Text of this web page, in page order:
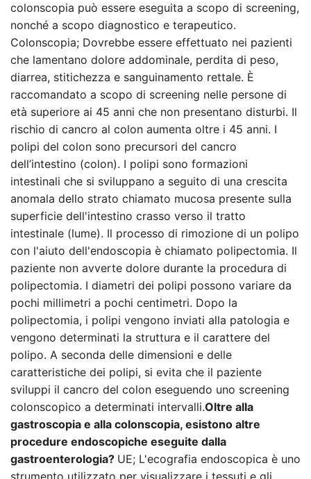
colonscopia può essere eseguita a scopo di screening,
nonché a scopo diagnostico e terapeutico.
Colonscopia; Dovrebbe essere effettuato nei pazienti
che lamentano dolore addominale, perdita di peso,
diarrea, stitichezza e sanguinamento rettale. È
raccomandato a scopo di screening nelle persone di
età superiore ai 45 anni che non presentano disturbi. Il
rischio di cancro al colon aumenta oltre i 45 anni. I
polipi del colon sono precursori del cancro
dell’intestino (colon). I polipi sono formazioni
intestinali che si sviluppano a seguito di una crescita
anomala dello strato chiamato mucosa presente sulla
superficie dell'intestino crasso verso il tratto
intestinale (lume). Il processo di rimozione di un polipo
con l'aiuto dell'endoscopia è chiamato polipectomia. Il
paziente non avverte dolore durante la procedura di
polipectomia. I diametri dei polipi possono variare da
pochi millimetri a pochi centimetri. Dopo la
polipectomia, i polipi vengono inviati alla patologia e
vengono determinati la struttura e il carattere del
polipo. A seconda delle dimensioni e delle
caratteristiche dei polipi, si evita che il paziente
sviluppi il cancro del colon eseguendo uno screening
colonscopico a determinati intervalli.Oltre alla
gastroscopia e alla colonscopia, esistono altre
procedure endoscopiche eseguite dalla
gastroenterologia? UE; L'ecografia endoscopica è uno
strumento utilizzato per visualizzare i tessuti e gli